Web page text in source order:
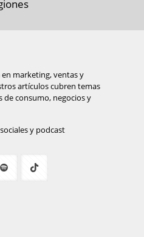
marketing, ventas y
artículos cubren temas
de consumo, negocios y
y podcast